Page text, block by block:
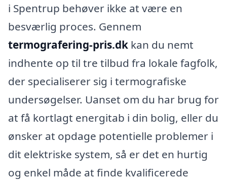
i Spentrup behøver ikke at være en
besværlig proces. Gennem
termografering-pris.dk kan du nemt
indhente op til tre tilbud fra lokale fagfolk,
der specialiserer sig i termografiske
undersøgelser. Uanset om du har brug for
at få kortlagt energitab i din bolig, eller du
ønsker at opdage potentielle problemer i
dit elektriske system, så er det en hurtig
og enkel måde at finde kvalificerede